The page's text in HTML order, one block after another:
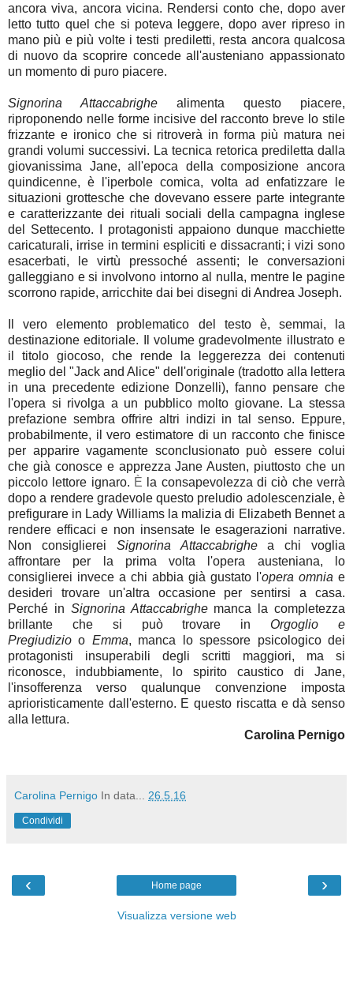
ancora viva, ancora vicina. Rendersi conto che, dopo aver
letto tutto quel che si poteva leggere, dopo aver ripreso in
mano più e più volte i testi prediletti, resta ancora qualcosa
di nuovo da scoprire concede all'austeniano appassionato
un momento di puro piacere.
Signorina Attaccabrighe alimenta questo piacere,
riproponendo nelle forme incisive del racconto breve lo stile
frizzante e ironico che si ritroverà in forma più matura nei
grandi volumi successivi. La tecnica retorica prediletta dalla
giovanissima Jane, all'epoca della composizione ancora
quindicenne, è l'iperbole comica, volta ad enfatizzare le
situazioni grottesche che dovevano essere parte integrante
e caratterizzante dei rituali sociali della campagna inglese
del Settecento. I protagonisti appaiono dunque macchiette
caricaturali, irrise in termini espliciti e dissacranti; i vizi sono
esacerbati, le virtù pressoché assenti; le conversazioni
galleggiano e si involvono intorno al nulla, mentre le pagine
scorrono rapide, arricchite dai bei disegni di Andrea Joseph.
Il vero elemento problematico del testo è, semmai, la
destinazione editoriale. Il volume gradevolmente illustrato e
il titolo giocoso, che rende la leggerezza dei contenuti
meglio del "Jack and Alice" dell'originale (tradotto alla lettera
in una precedente edizione Donzelli), fanno pensare che
l'opera si rivolga a un pubblico molto giovane. La stessa
prefazione sembra offrire altri indizi in tal senso. Eppure,
probabilmente, il vero estimatore di un racconto che finisce
per apparire vagamente sconclusionato può essere colui
che già conosce e apprezza Jane Austen, piuttosto che un
piccolo lettore ignaro. È la consapevolezza di ciò che verrà
dopo a rendere gradevole questo preludio adolescenziale, è
prefigurare in Lady Williams la malizia di Elizabeth Bennet a
rendere efficaci e non insensate le esagerazioni narrative.
Non consiglierei
Signorina Attaccabrighe
a chi voglia
affrontare per la prima volta l'opera austeniana, lo
consiglierei invece a chi abbia già gustato l'opera omnia e
desideri trovare un'altra occasione per sentirsi a casa.
Perché in Signorina Attaccabrighe manca la completezza
brillante che si può trovare in Orgoglio e
Pregiudizioo Emma, manca lo spessore psicologico dei
protagonisti insuperabili degli scritti maggiori, ma si
riconosce, indubbiamente, lo spirito caustico di Jane,
l'insofferenza verso qualunque convenzione imposta
aprioristicamente dall'esterno. E questo riscatta e dà senso
alla lettura.
Carolina Pernigo
Carolina Pernigo In data... 26.5.16
Condividi
‹ ›
Home page
Visualizza versione web